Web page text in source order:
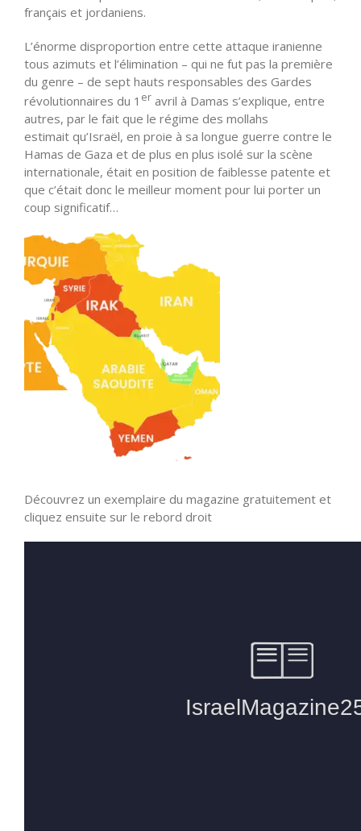
français et jordaniens.
L’énorme disproportion entre cette attaque iranienne
tous azimuts et l’élimination – qui ne fut pas la première
du genre – de sept hauts responsables des Gardes
révolutionnaires du 1 er avril à Damas s’explique, entre
autres, par le fait que le régime des mollahs
estimait qu’Israël, en proie à sa longue guerre contre le
Hamas de Gaza et de plus en plus isolé sur la scène
internationale, était en position de faiblesse patente et
que c’était donc le meilleur moment pour lui porter un
coup significatif…
Découvrez un exemplaire du magazine gratuitement et
cliquez ensuite sur le rebord droit